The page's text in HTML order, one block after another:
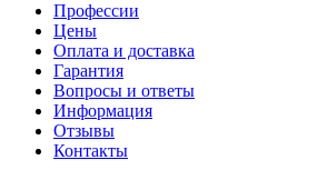
Профессии
Цены
Оплата и доставка
Гарантия
Вопросы и ответы
Информация
Отзывы
Контакты